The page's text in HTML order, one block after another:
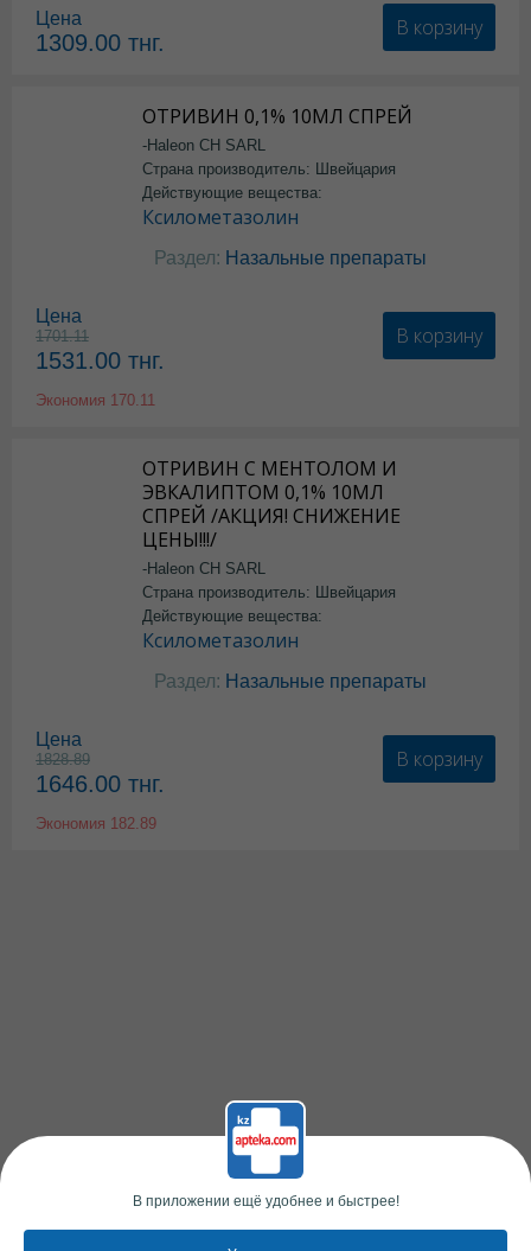
Цена
1309.00 тнг.
В корзину
ОТРИВИН 0,1% 10МЛ СПРЕЙ
-Haleon CH SARL
Страна производитель: Швейцария
Действующие вещества:
Ксилометазолин
Раздел: Назальные препараты
Цена
1701.11
1531.00 тнг.
Экономия 170.11
В корзину
ОТРИВИН С МЕНТОЛОМ И
ЭВКАЛИПТОМ 0,1% 10МЛ
СПРЕЙ /АКЦИЯ! СНИЖЕНИЕ
ЦЕНЫ!!!/
-Haleon CH SARL
Страна производитель: Швейцария
Действующие вещества:
Ксилометазолин
Раздел: Назальные препараты
Цена
1828.89
1646.00 тнг.
Экономия 182.89
В корзину
В приложении ещё удобнее и быстрее!